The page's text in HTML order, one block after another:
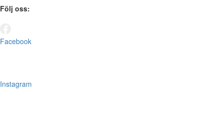
Följ oss:
Facebook
Instagram